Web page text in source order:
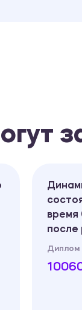
время
после
Диплом